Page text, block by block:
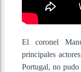
El coronel
principales
Portugal, no pudo